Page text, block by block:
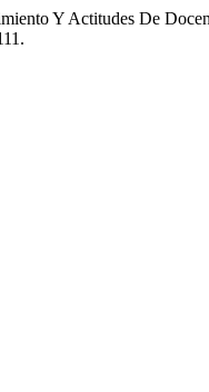
Y Actitudes De